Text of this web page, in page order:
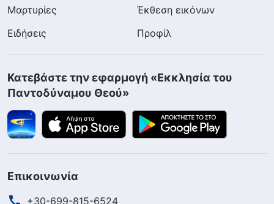
Μαρτυρίες
Έκθεση εικόνων
Ειδήσεις
Προφίλ
Κατεβάστε την εφαρμογή «Εκκλησία του
Παντοδύναμου Θεού»
Επικοινωνία
+30-699-815-6524